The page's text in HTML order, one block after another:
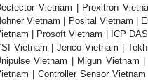
Vietnam | Proxitron
Vietnam | Posital Vietnam |
| Prosoft Vietnam | ICP
Vietnam | Jenco Vietnam |
Vietnam | Migun Vietnam
| Controller Sensor